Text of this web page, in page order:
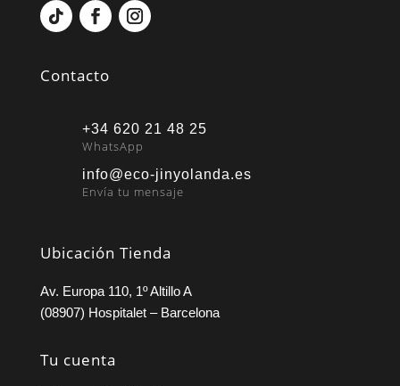
Contacto
+34 620 21 48 25
WhatsApp
info@eco-jinyolanda.es
Envía tu mensaje
Ubicación Tienda
Av. Europa 110, 1º Altillo A
(08907) Hospitalet – Barcelona
Tu cuenta